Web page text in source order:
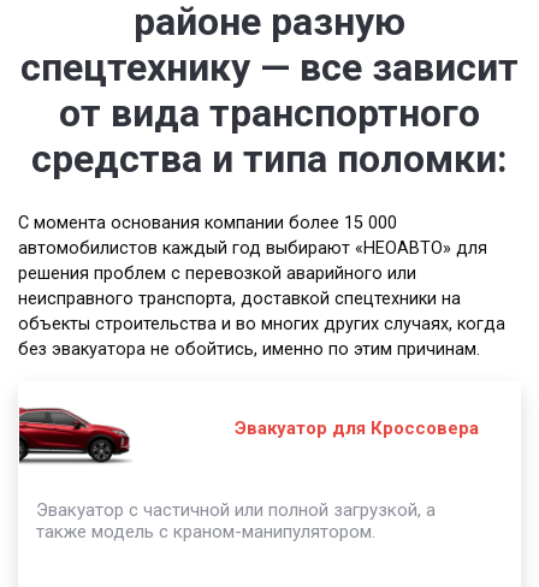
районе разную
спецтехнику — все зависит
от вида транспортного
средства и типа поломки:
С момента основания компании более 15 000
автомобилистов каждый год выбирают «НЕОАВТО» для
решения проблем с перевозкой аварийного или
неисправного транспорта, доставкой спецтехники на
объекты строительства и во многих других случаях, когда
без эвакуатора не обойтись, именно по этим причинам.
Эвакуатор для Кроссовера
Эвакуатор с частичной или полной загрузкой, а
также модель с краном-манипулятором.